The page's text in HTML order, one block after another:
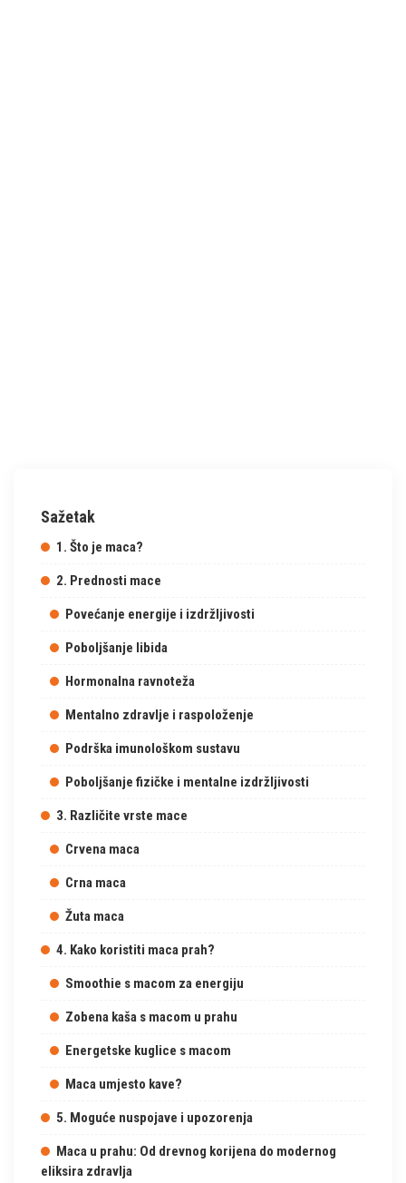
Sažetak
1. Što je maca?
2. Prednosti mace
Povećanje energije i izdržljivosti
Poboljšanje libida
Hormonalna ravnoteža
Mentalno zdravlje i raspoloženje
Podrška imunološkom sustavu
Poboljšanje fizičke i mentalne izdržljivosti
3. Različite vrste mace
Crvena maca
Crna maca
Žuta maca
4. Kako koristiti maca prah?
Smoothie s macom za energiju
Zobena kaša s macom u prahu
Energetske kuglice s macom
Maca umjesto kave?
5. Moguće nuspojave i upozorenja
Maca u prahu: Od drevnog korijena do modernog
eliksira zdravlja